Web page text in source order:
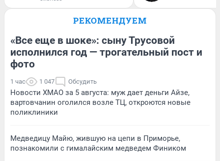
РЕКОМЕНДУЕМ
«Все еще в шоке»: сыну Трусовой
исполнился год — трогательный пост и
фото
1 час 1 047 Обсудить
Новости ХМАО за 5 августа: муж дает деньги Айзе,
вартовчанин оголился возле ТЦ, откроются новые
поликлиники
Медведицу Майю, жившую на цепи в Приморье,
познакомили с гималайским медведем Фиником